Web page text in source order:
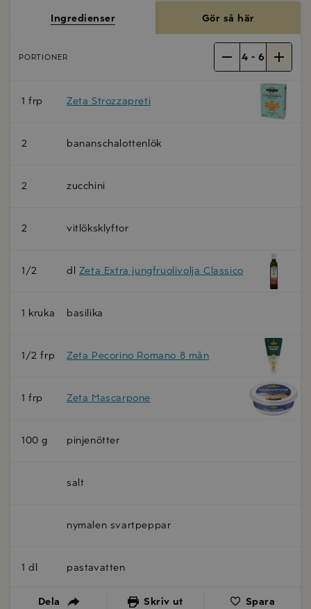
Ingredienser Gör så här
PORTIONER 4 - 6
1 frp Zeta Strozzapreti
2 bananschalottenlök
2 zucchini
2 vitlöksklyftor
1/2 dl Zeta Extra jungfruolivolja Classico
1 kruka basilika
1/2 frp Zeta Pecorino Romano 8 mån
1 frp Zeta Mascarpone
100 g pinjenötter
salt
nymalen svartpeppar
1 dl pastavatten
Dela Skriv ut Spara